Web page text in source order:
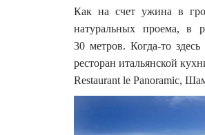
Как на счет ужина в
натуральных проема, в
30 метров. Когда-то
ресторан итальянской
Restaurant le Panoramic,